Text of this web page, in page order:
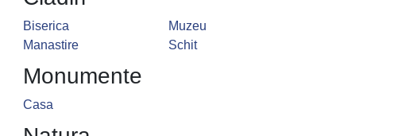
Biserica
Manastire
Muzeu
Schit
Monumente
Casa